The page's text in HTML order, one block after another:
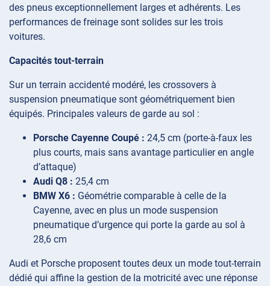
des pneus exceptionnellement larges et adhérents. Les
performances de freinage sont solides sur les trois
voitures.
Capacités tout-terrain
Sur un terrain accidenté modéré, les crossovers à
suspension pneumatique sont géométriquement bien
équipés. Principales valeurs de garde au sol :
Porsche Cayenne Coupé : 24,5 cm (porte-à-faux les
plus courts, mais sans avantage particulier en angle
d’attaque)
Audi Q8 : 25,4 cm
BMW X6 : Géométrie comparable à celle de la
Cayenne, avec en plus un mode suspension
pneumatique d’urgence qui porte la garde au sol à
28,6 cm
Audi et Porsche proposent toutes deux un mode tout-terrain
dédié qui affine la gestion de la motricité avec une réponse